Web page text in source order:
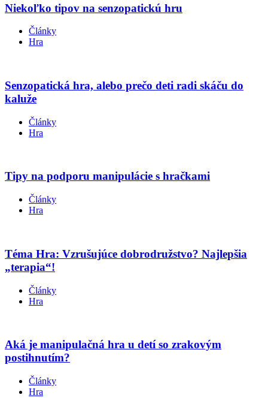
Niekoľko tipov na senzopatickú hru
Články
Hra
Senzopatická hra, alebo prečo deti radi skáču do
kaluže
Články
Hra
Tipy na podporu manipulácie s hračkami
Články
Hra
Téma Hra: Vzrušujúce dobrodružstvo? Najlepšia
„terapia“!
Články
Hra
Aká je manipulačná hra u detí so zrakovým
postihnutím?
Články
Hra